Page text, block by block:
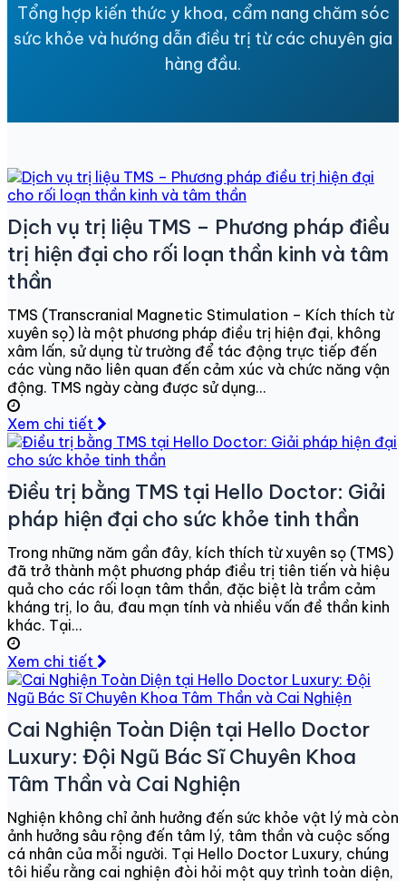
Tổng hợp kiến thức y khoa, cẩm nang chăm sóc
sức khỏe và hướng dẫn điều trị từ các chuyên gia
hàng đầu.
Dịch vụ trị liệu TMS – Phương pháp điều
trị hiện đại cho rối loạn thần kinh và tâm
thần
TMS (Transcranial Magnetic Stimulation – Kích thích từ
xuyên sọ) là một phương pháp điều trị hiện đại, không
xâm lấn, sử dụng từ trường để tác động trực tiếp đến
các vùng não liên quan đến cảm xúc và chức năng vận
động. TMS ngày càng được sử dụng...
Xem chi tiết
Điều trị bằng TMS tại Hello Doctor: Giải
pháp hiện đại cho sức khỏe tinh thần
Trong những năm gần đây, kích thích từ xuyên sọ (TMS)
đã trở thành một phương pháp điều trị tiên tiến và hiệu
quả cho các rối loạn tâm thần, đặc biệt là trầm cảm
kháng trị, lo âu, đau mạn tính và nhiều vấn đề thần kinh
khác. Tại...
Xem chi tiết
Cai Nghiện Toàn Diện tại Hello Doctor
Luxury: Đội Ngũ Bác Sĩ Chuyên Khoa
Tâm Thần và Cai Nghiện
Nghiện không chỉ ảnh hưởng đến sức khỏe vật lý mà còn
ảnh hưởng sâu rộng đến tâm lý, tâm thần và cuộc sống
cá nhân của mỗi người. Tại Hello Doctor Luxury, chúng
tôi hiểu rằng cai nghiện đòi hỏi một quy trình toàn diện,